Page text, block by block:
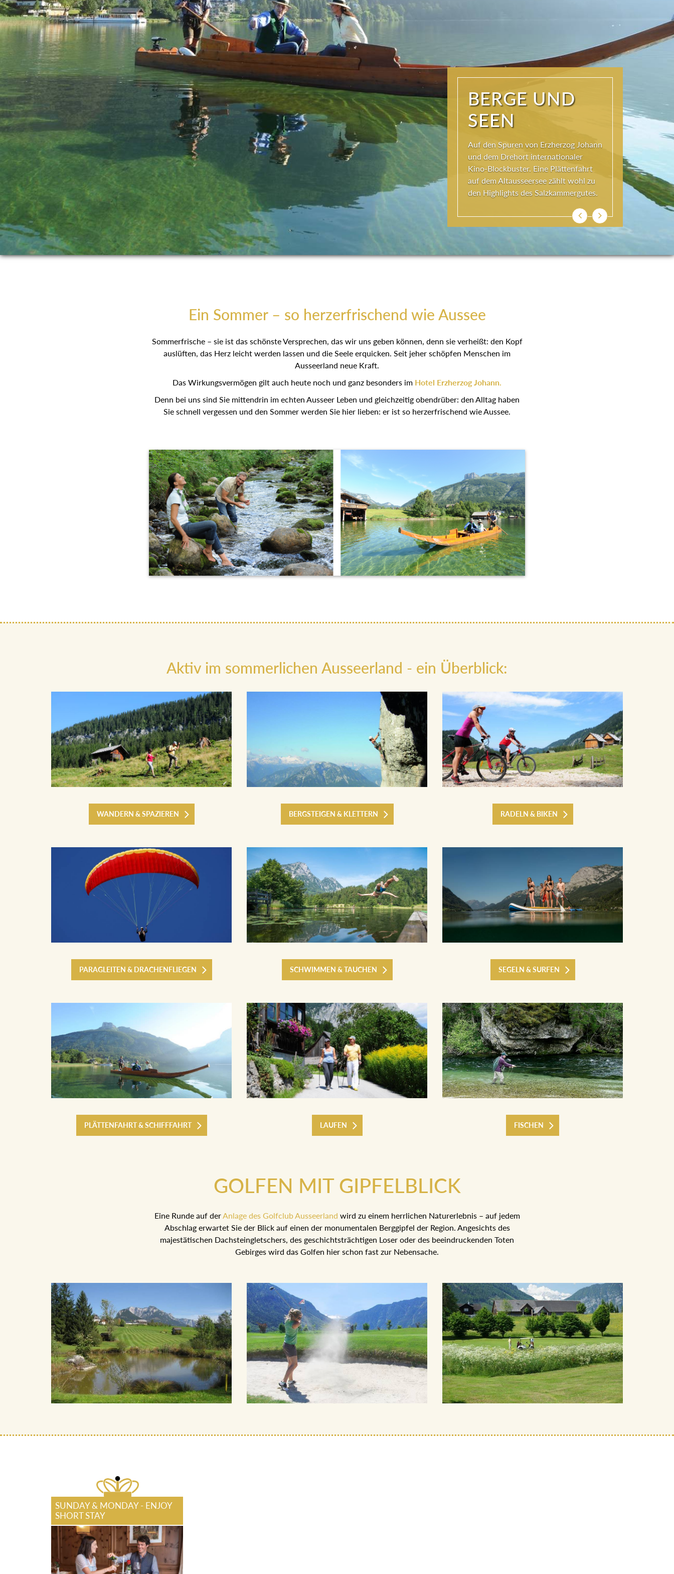
NATUR PUR
Ausseerland neue Kraft und viel
Inspiration. Das Wirkungsvermögen
kommt aus der Natur und ihren
ewigen Gestalten – den Bergen und
Seen.
ZurückWeiter
Ein Sommer – so herzerfrischend wie Aussee
Sommerfrische – sie ist das schönste Versprechen, das wir uns geben können, denn sie verheißt: den Kopf
auslüften, das Herz leicht werden lassen und die Seele erquicken. Seit jeher schöpfen Menschen im
Ausseerland neue Kraft.
Das Wirkungsvermögen gilt auch heute noch und ganz besonders im Hotel Erzherzog Johann.
Denn bei uns sind Sie mittendrin im echten Ausseer Leben und gleichzeitig obendrüber: den Alltag haben
Sie schnell vergessen und den Sommer werden Sie hier lieben: er ist so herzerfrischend wie Aussee.
Aktiv im sommerlichen Ausseerland - ein Überblick:
WANDERN & SPAZIEREN BERGSTEIGEN & KLETTERN RADELN & BIKEN
PARAGLEITEN & DRACHENFLIEGEN SCHWIMMEN & TAUCHEN SEGELN & SURFEN
PLÄTTENFAHRT & SCHIFFFAHRT LAUFEN FISCHEN
GOLFEN MIT GIPFELBLICK
Eine Runde auf derAnlage des Golfclub Ausseerland wird zu einem herrlichen Naturerlebnis – auf jedem
Abschlag erwartet Sie der Blick auf einen der monumentalen Berggipfel der Region. Angesichts des
majestätischen Dachsteingletschers, des geschichtsträchtigen Loser oder des beeindruckenden Toten
Gebirges wird das Golfen hier schon fast zur Nebensache.
SUNDAY & MONDAY - ENJOY
SHORT STAY